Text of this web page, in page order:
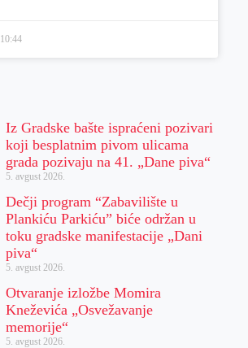
10:44
Iz Gradske bašte ispraćeni pozivari
koji besplatnim pivom ulicama
grada pozivaju na 41. „Dane piva“
5. avgust 2026.
Dečji program “Zabavilište u
Plankiću Parkiću” biće održan u
toku gradske manifestacije „Dani
piva“
5. avgust 2026.
Otvaranje izložbe Momira
Kneževića „Osvežavanje
memorije“
5. avgust 2026.